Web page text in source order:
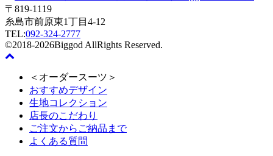
〒819-1119
糸島市前原東1丁目4-12
TEL:092-324-2777
©2018-2026Biggod AllRights Reserved.
＜オーダースーツ＞
おすすめデザイン
生地コレクション
店長のこだわり
ご注文からご納品まで
よくある質問